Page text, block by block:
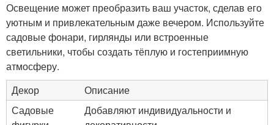
Освещение может преобразить ваш участок, сделав его
уютным и привлекательным даже вечером. Используйте
садовые фонари, гирлянды или встроенные
светильники, чтобы создать тёплую и гостеприимную
атмосферу.
Декор
Описание
Садовые
Добавляют индивидуальности и